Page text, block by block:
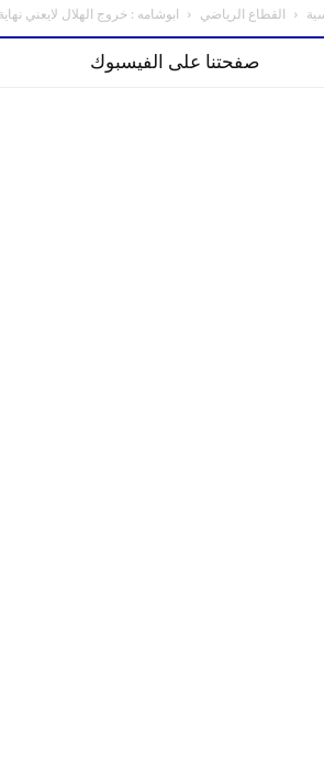
القطاع الرياضي ابوشامه : خروج الهلال لايعني
صفحتنا على الفيسبوك